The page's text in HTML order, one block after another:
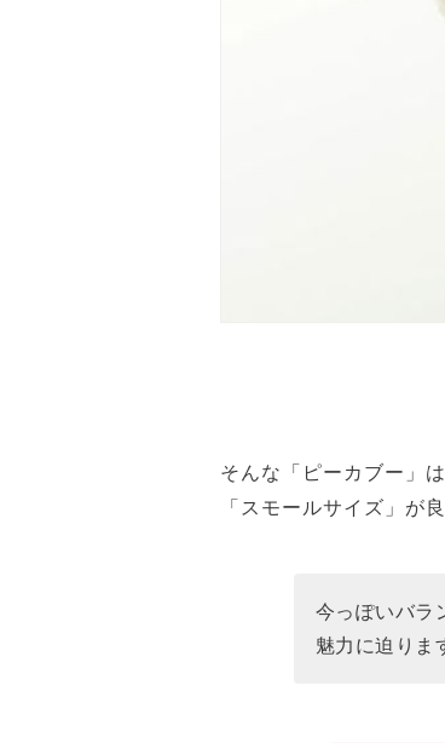
そんな「ピーカブー」
「スモールサイズ」が
今っぽいバラ
魅力に迫りま